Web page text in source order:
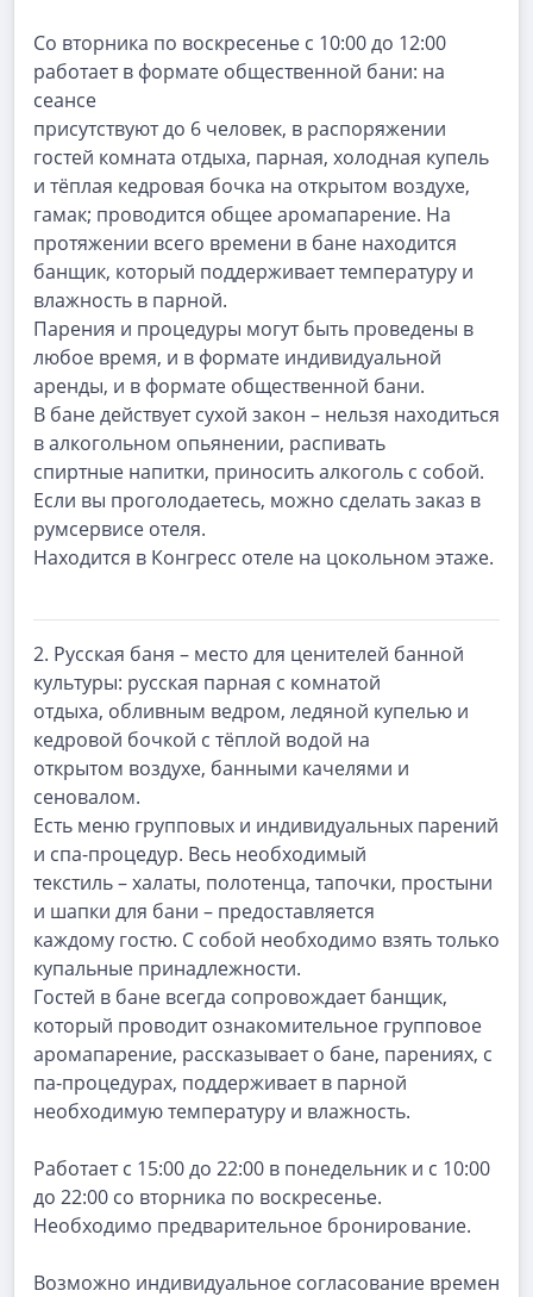
Со вторника по воскресенье с 10:00 до 12:00
работает в формате общественной бани: на
сеансе
присутствуют до 6 человек, в распоряжении
гостей комната отдыха, парная, холодная купель
и тёплая кедровая бочка на открытом воздухе,
гамак; проводится общее аромапарение. На
протяжении всего времени в бане находится
банщик, который поддерживает температуру и
влажность в парной.
Парения и процедуры могут быть проведены в
любое время, и в формате индивидуальной
аренды, и в формате общественной бани.
В бане действует сухой закон – нельзя находиться
в алкогольном опьянении, распивать
спиртные напитки, приносить алкоголь с собой.
Если вы проголодаетесь, можно сделать заказ в
румсервисе отеля.
Находится в Конгресс отеле на цокольном этаже.
2. Русская баня – место для ценителей банной
культуры: русская парная с комнатой
отдыха, обливным ведром, ледяной купелью и
кедровой бочкой с тёплой водой на
открытом воздухе, банными качелями и
сеновалом.
Есть меню групповых и индивидуальных парений
и спа-процедур. Весь необходимый
текстиль – халаты, полотенца, тапочки, простыни
и шапки для бани – предоставляется
каждому гостю. С собой необходимо взять только
купальные принадлежности.
Гостей в бане всегда сопровождает банщик,
который проводит ознакомительное групповое
аромапарение, рассказывает о бане, парениях, с
па-процедурах, поддерживает в парной
необходимую температуру и влажность.
Работает с 15:00 до 22:00 в понедельник и с 10:00
до 22:00 со вторника по воскресенье.
Необходимо предварительное бронирование.
Возможно индивидуальное согласование времен